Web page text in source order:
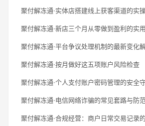
聚付解冻通·实体店搭建线上获客渠道的实
聚付解冻通·新店三个月从零做到盈利的实
聚付解冻通·平台争议处理机制的最新变化
聚付解冻通·按月做好这五项账户风险检查
聚付解冻通·个人支付账户密码管理的安全
聚付解冻通·电信网络诈骗的常见套路与防
聚付解冻通·合规经营：商户日常交易记录